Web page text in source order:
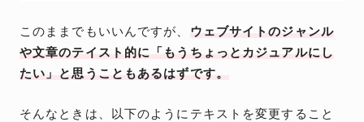
このままでもいいんですが、 ウェブサイトのジャンル
や文章のテイスト的に「もうちょっとカジュアルにし
たい」と思うこともあるはずです。
そんなときは、以下のようにテキストを変更すること